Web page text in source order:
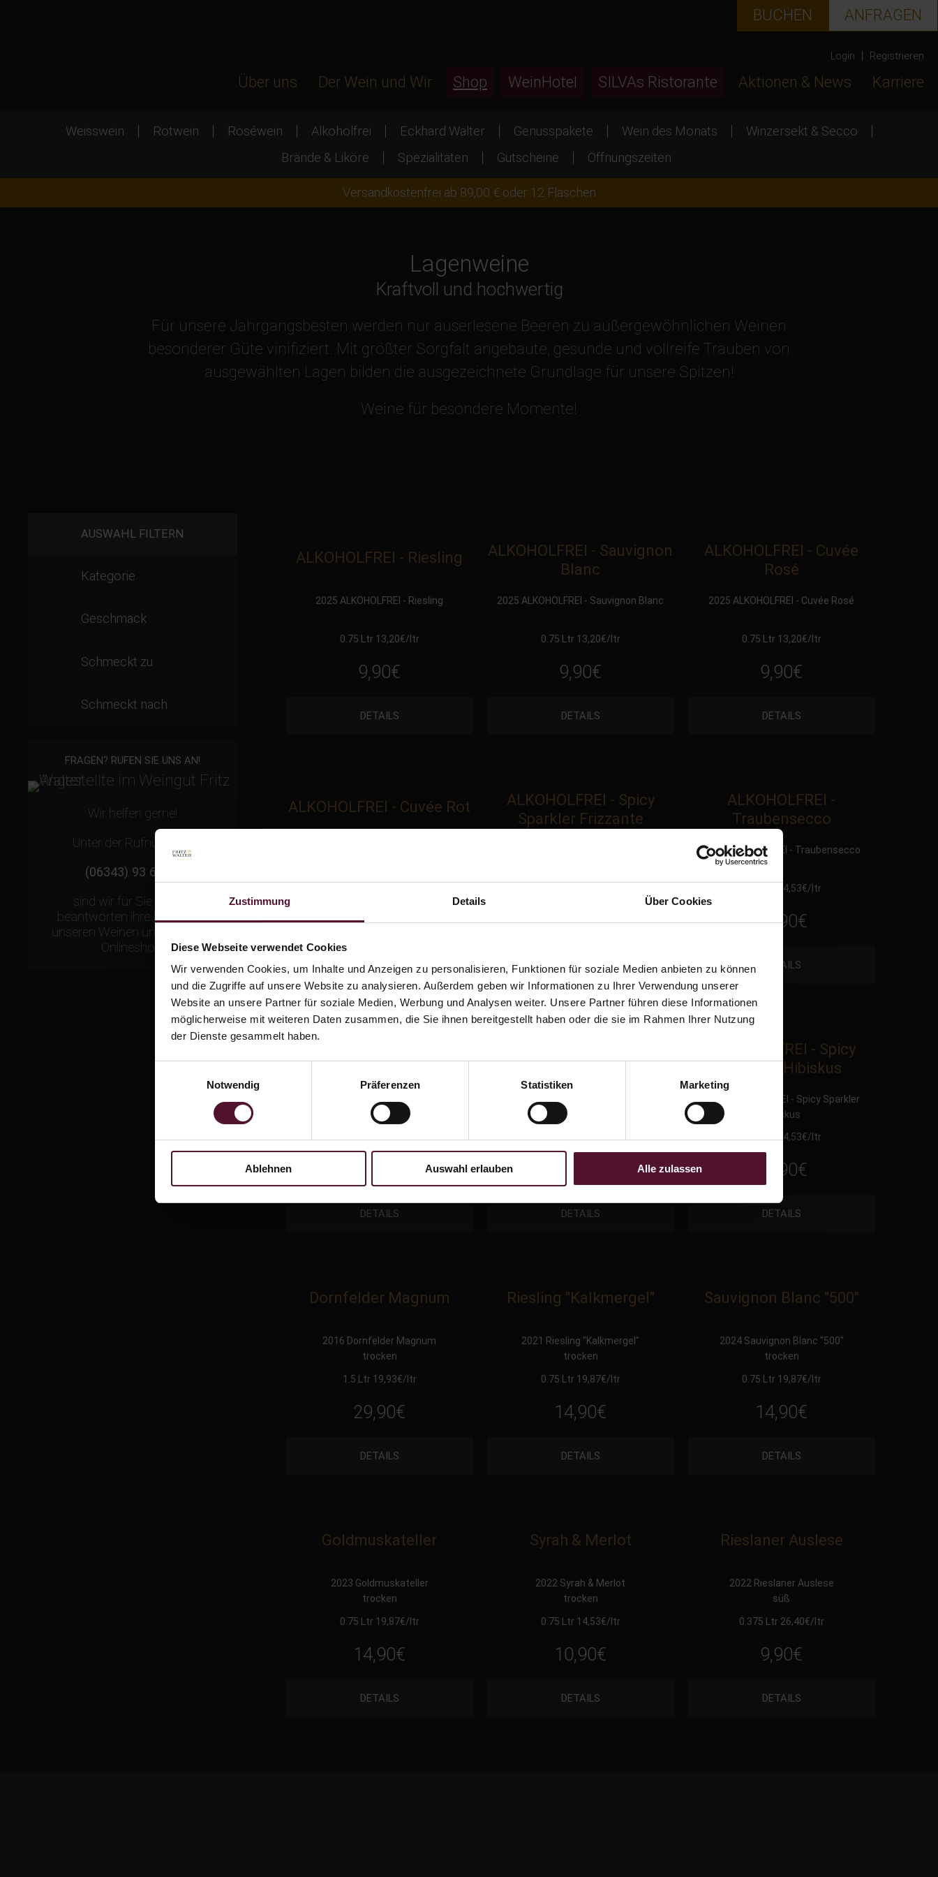
Zustimmung Details Über Cookies
Diese Webseite verwendet Cookies
Wir verwenden Cookies, um Inhalte und Anzeigen zu personalisieren, Funktionen für soziale Medien anbieten zu können
und die Zugriffe auf unsere Website zu analysieren. Außerdem geben wir Informationen zu Ihrer Verwendung unserer
Website an unsere Partner für soziale Medien, Werbung und Analysen weiter. Unsere Partner führen diese Informationen
möglicherweise mit weiteren Daten zusammen, die Sie ihnen bereitgestellt haben oder die sie im Rahmen Ihrer Nutzung
der Dienste gesammelt haben.
Notwendig
Präferenzen Statistiken Marketing
Ablehnen Auswahl erlauben Alle zulassen
BUCHEN ANFRAGEN
Login Registrieren
Über uns Der Wein und Wir Shop WeinHotel SILVAs Ristorante Aktionen & News Karriere
Weisswein Rotwein Roséwein Alkoholfrei Eckhard Walter Genusspakete Wein des Monats
Winzersekt & Secco
Brände & Liköre
Spezialitäten Gutscheine Öffnungszeiten
Versandkostenfrei ab 89,00 € oder 12 Flaschen
Lagenweine
Kraftvoll und hochwertig
Für unsere Jahrgangsbesten werden nur auserlesene Beeren zu außergewöhnlichen Weinen
besonderer Güte vinifiziert. Mit größter Sorgfalt angebaute, gesunde und vollreife Trauben von
ausgewählten Lagen bilden die ausgezeichnete Grundlage für unsere Spitzen!
Weine für besondere Momente!
AUSWAHL FILTERN
Kategorie
Geschmack
Schmeckt zu
Schmeckt nach
FRAGEN? RUFEN SIE UNS AN!
Wir helfen gerne!
Unter der Rufnummer
(06343) 93 65 50
sind wir für Sie da und
beantworten ihre Fragen zu
unseren Weinen und unserem
Onlineshop.
ALKOHOLFREI - Riesling
2025 ALKOHOLFREI - Riesling
0.75 Ltr 13,20€/ltr
9,90€
DETAILS
ALKOHOLFREI - Sauvignon
Blanc
2025 ALKOHOLFREI - Sauvignon Blanc
0.75 Ltr 13,20€/ltr
9,90€
DETAILS
ALKOHOLFREI - Cuvée
Rosé
2025 ALKOHOLFREI - Cuvée Rosé
0.75 Ltr 13,20€/ltr
9,90€
DETAILS
ALKOHOLFREI - Cuvée Rot
9,90€
DETAILS
ALKOHOLFREI - Spicy
Sparkler Frizzante
10,90€
DETAILS
ALKOHOLFREI -
Traubensecco
2025 ALKOHOLFREI - Traubensecco
0.75 Ltr 14,53€/ltr
10,90€
DETAILS
0.75 Ltr 17,20€/ltr
DETAILS
0.75 Ltr 17,20€/ltr
DETAILS
ALKOHOLFREI - Spicy
Sparkler Hibiskus
2025 ALKOHOLFREI - Spicy Sparkler
Hibiskus
0.75 Ltr 14,53€/ltr
10,90€
DETAILS
Dornfelder Magnum
2016 Dornfelder Magnum
trocken
1.5 Ltr 19,93€/ltr
29,90€
DETAILS
Riesling "Kalkmergel"
2021 Riesling "Kalkmergel"
trocken
0.75 Ltr 19,87€/ltr
14,90€
DETAILS
Sauvignon Blanc "500"
2024 Sauvignon Blanc "500"
trocken
0.75 Ltr 19,87€/ltr
14,90€
DETAILS
Goldmuskateller
2023 Goldmuskateller
trocken
0.75 Ltr 19,87€/ltr
14,90€
DETAILS
Syrah & Merlot
2022 Syrah & Merlot
trocken
0.75 Ltr 14,53€/ltr
10,90€
DETAILS
Rieslaner Auslese
2022 Rieslaner Auslese
süß
0.375 Ltr 26,40€/ltr
9,90€
DETAILS